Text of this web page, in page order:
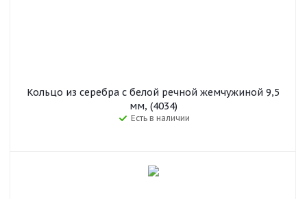
Кольцо из серебра с белой речной жемчужиной 9,5
мм, (4034)
Есть в наличии